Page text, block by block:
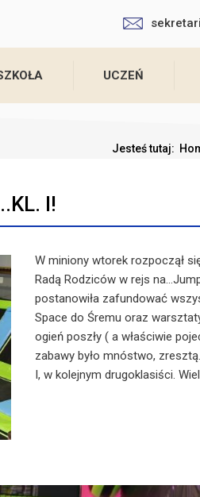
UCZEŃ
Jesteś tutaj:
I!
W miniony wtorek rozpoczął
Radą Rodziców w rejs
postanowiła zafundować
Space do Śremu oraz
ogień poszły ( a właściwie
zabawy było mnóstwo,
I, w kolejnym drugoklasiści.